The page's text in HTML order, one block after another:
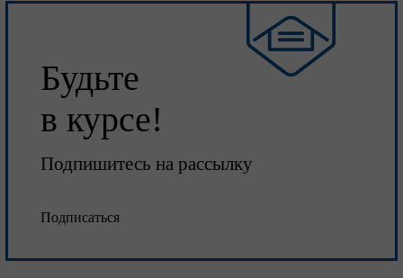
Будьте
в курсе!
Подпишитесь на рассылку
Подписаться